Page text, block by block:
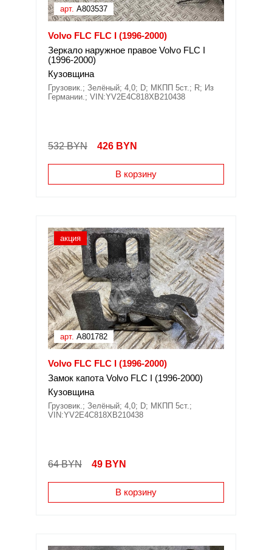
арт. A803537
Volvo FLC FLC I (1996-2000)
Зеркало наружное правое Volvo FLC I
(1996-2000)
Кузовщина
Грузовик.; Зелёный; 4,0; D; МКПП 5ст.; R; Из
Германии.; VIN:YV2E4C818XB210438
532 BYN 426 BYN
В корзину
акция
арт. A801782
Volvo FLC FLC I (1996-2000)
Замок капота Volvo FLC I (1996-2000)
Кузовщина
Грузовик.; Зелёный; 4,0; D; МКПП 5ст.;
VIN:YV2E4C818XB210438
64 BYN 49 BYN
В корзину